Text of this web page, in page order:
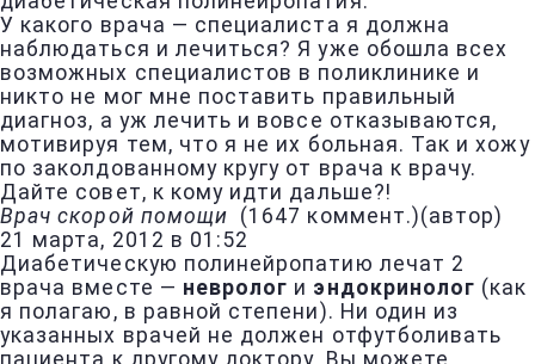
У какого врача — специалиста я должна
наблюдаться и лечиться? Я уже обошла всех
возможных специалистов в поликлинике и
никто не мог мне поставить правильный
диагноз, а уж лечить и вовсе отказываются,
мотивируя тем, что я не их больная. Так и хожу
по заколдованному кругу от врача к врачу.
Дайте совет, к кому идти дальше?!
Врач скорой помощи (1647 коммент.)(автор)
21 марта, 2012 в 01:52
Диабетическую полинейропатию лечат 2
врача вместе — невролог и эндокринолог (как
я полагаю, в равной степени). Ни один из
указанных врачей не должен отфутболивать
пациента к другому доктору. Вы можете